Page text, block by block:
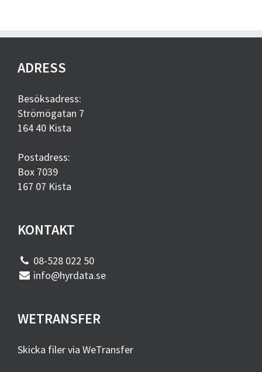
ADRESS
Besöksadress:
Strömögatan 7
164 40 Kista
Postadress:
Box 7039
167 07 Kista
KONTAKT
08-528 022 50
info@hyrdata.se
WETRANSFER
Skicka filer via WeTransfer